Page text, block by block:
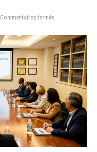
Commentaires fermés